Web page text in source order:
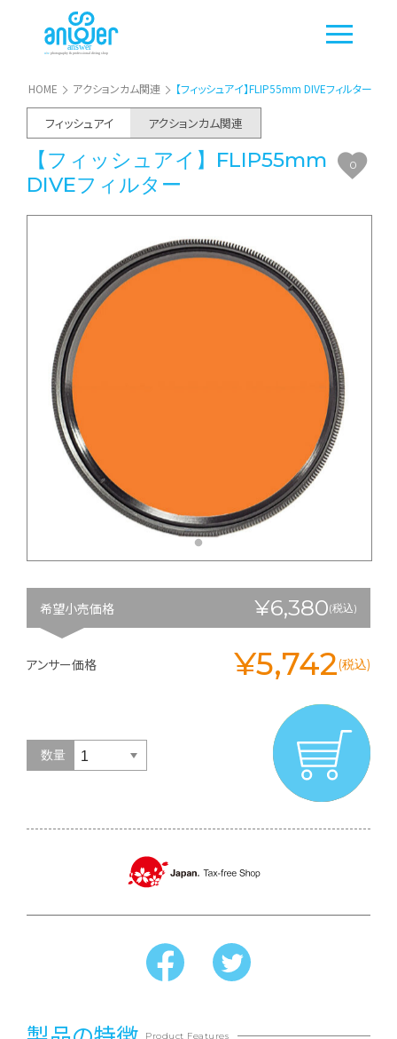
HOME アクションカム関連 【フィッシュアイ】FLIP55mm DIVEフィルター
フィッシュアイ アクションカム関連
【フィッシュアイ】FLIP55mm
DIVEフィルター
0
希望小売価格 ¥6,380(税込)
アンサー価格 ¥5,742(税込)
数量
Product Features